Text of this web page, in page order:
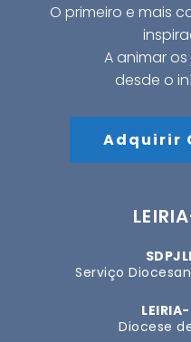
O primeiro e mais
A animar
desde o
Adquirir
Serviço
Diocese